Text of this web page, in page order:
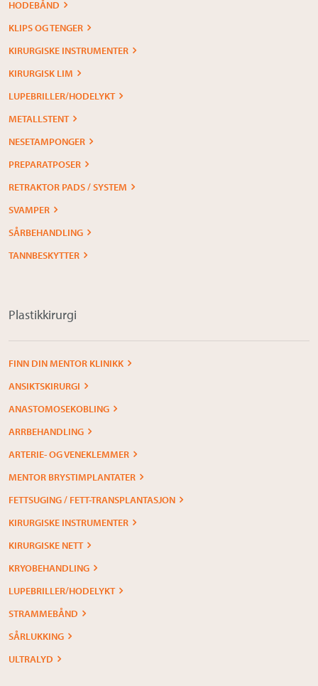
HODEBÅND
KLIPS OG TENGER
KIRURGISKE INSTRUMENTER
KIRURGISK LIM
LUPEBRILLER/HODELYKT
METALLSTENT
NESETAMPONGER
PREPARATPOSER
RETRAKTOR PADS / SYSTEM
SVAMPER
SÅRBEHANDLING
TANNBESKYTTER
Plastikkirurgi
FINN DIN MENTOR KLINIKK
ANSIKTSKIRURGI
ANASTOMOSEKOBLING
ARRBEHANDLING
ARTERIE- OG VENEKLEMMER
MENTOR BRYSTIMPLANTATER
FETTSUGING / FETT-TRANSPLANTASJON
KIRURGISKE INSTRUMENTER
KIRURGISKE NETT
KRYOBEHANDLING
LUPEBRILLER/HODELYKT
STRAMMEBÅND
SÅRLUKKING
ULTRALYD